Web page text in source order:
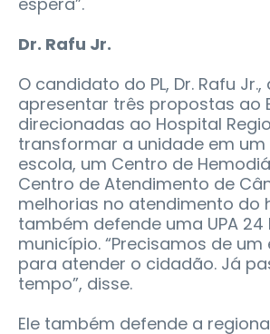
Dr. Rafu Jr.
O candidato do PL, Dr. Rafu Jr.,
apresentar três propostas ao
direcionadas ao Hospital
transformar a unidade em um
escola, um Centro de
Centro de Atendimento de
melhorias no atendimento do
também defende uma UPA 24
município. “Precisamos de
para atender o cidadão. Já
tempo”, disse.
Ele também defende a